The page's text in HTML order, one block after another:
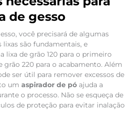
de gesso
você precisará de algumas
lixas são fundamentais, e
lixa de grão 120 para o primeiro
grão 220 para o acabamento. Além
ser útil para remover excessos de
um aspirador de póajuda a
o processo. Não se esqueça de
de proteção para evitar inalação